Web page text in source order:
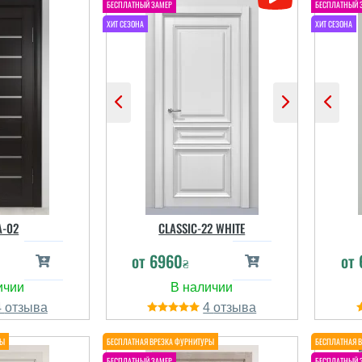
02 CLASSIC-22 WHITE
от 6960₴
4
от